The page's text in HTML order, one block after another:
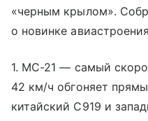
«черным крылом».
о новинке
1. МС-21 — самый
42 км/ч обгоняет
китайский C919 и